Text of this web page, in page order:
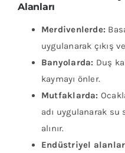
Alanları
Merdivenlerde:
uygulanarak çıkış
Banyolarda: Duş
kaymayı önler.
Mutfaklarda:
adı uygulanarak su
alınır.
Endüstriyel